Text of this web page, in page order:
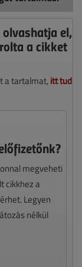
el,
a cikket
a tartalmat, itt tud
megveheti
cikkhez a
Legyen
nélkül